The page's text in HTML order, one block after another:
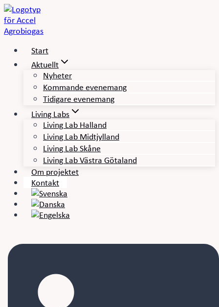
Skip
to
content
Start
Aktuellt
Nyheter
Kommande evenemang
Tidigare evenemang
Living Labs
Living Lab Halland
Living Lab Midtjylland
Living Lab Skåne
Living Lab Västra Götaland
Om projektet
Kontakt